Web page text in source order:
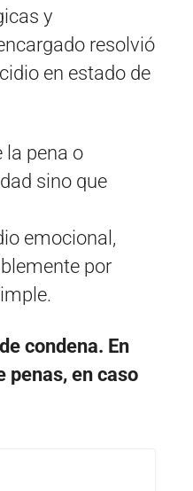
y
resolvió
en estado de
la pena o
sino que
emocional,
por
condena. En
penas, en caso